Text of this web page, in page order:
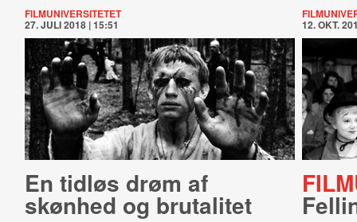
FILMUNIVERSITETET
27. JULI 2018 | 15:51
En tidløs drøm af
skønhed og brutalitet
12. OKT.